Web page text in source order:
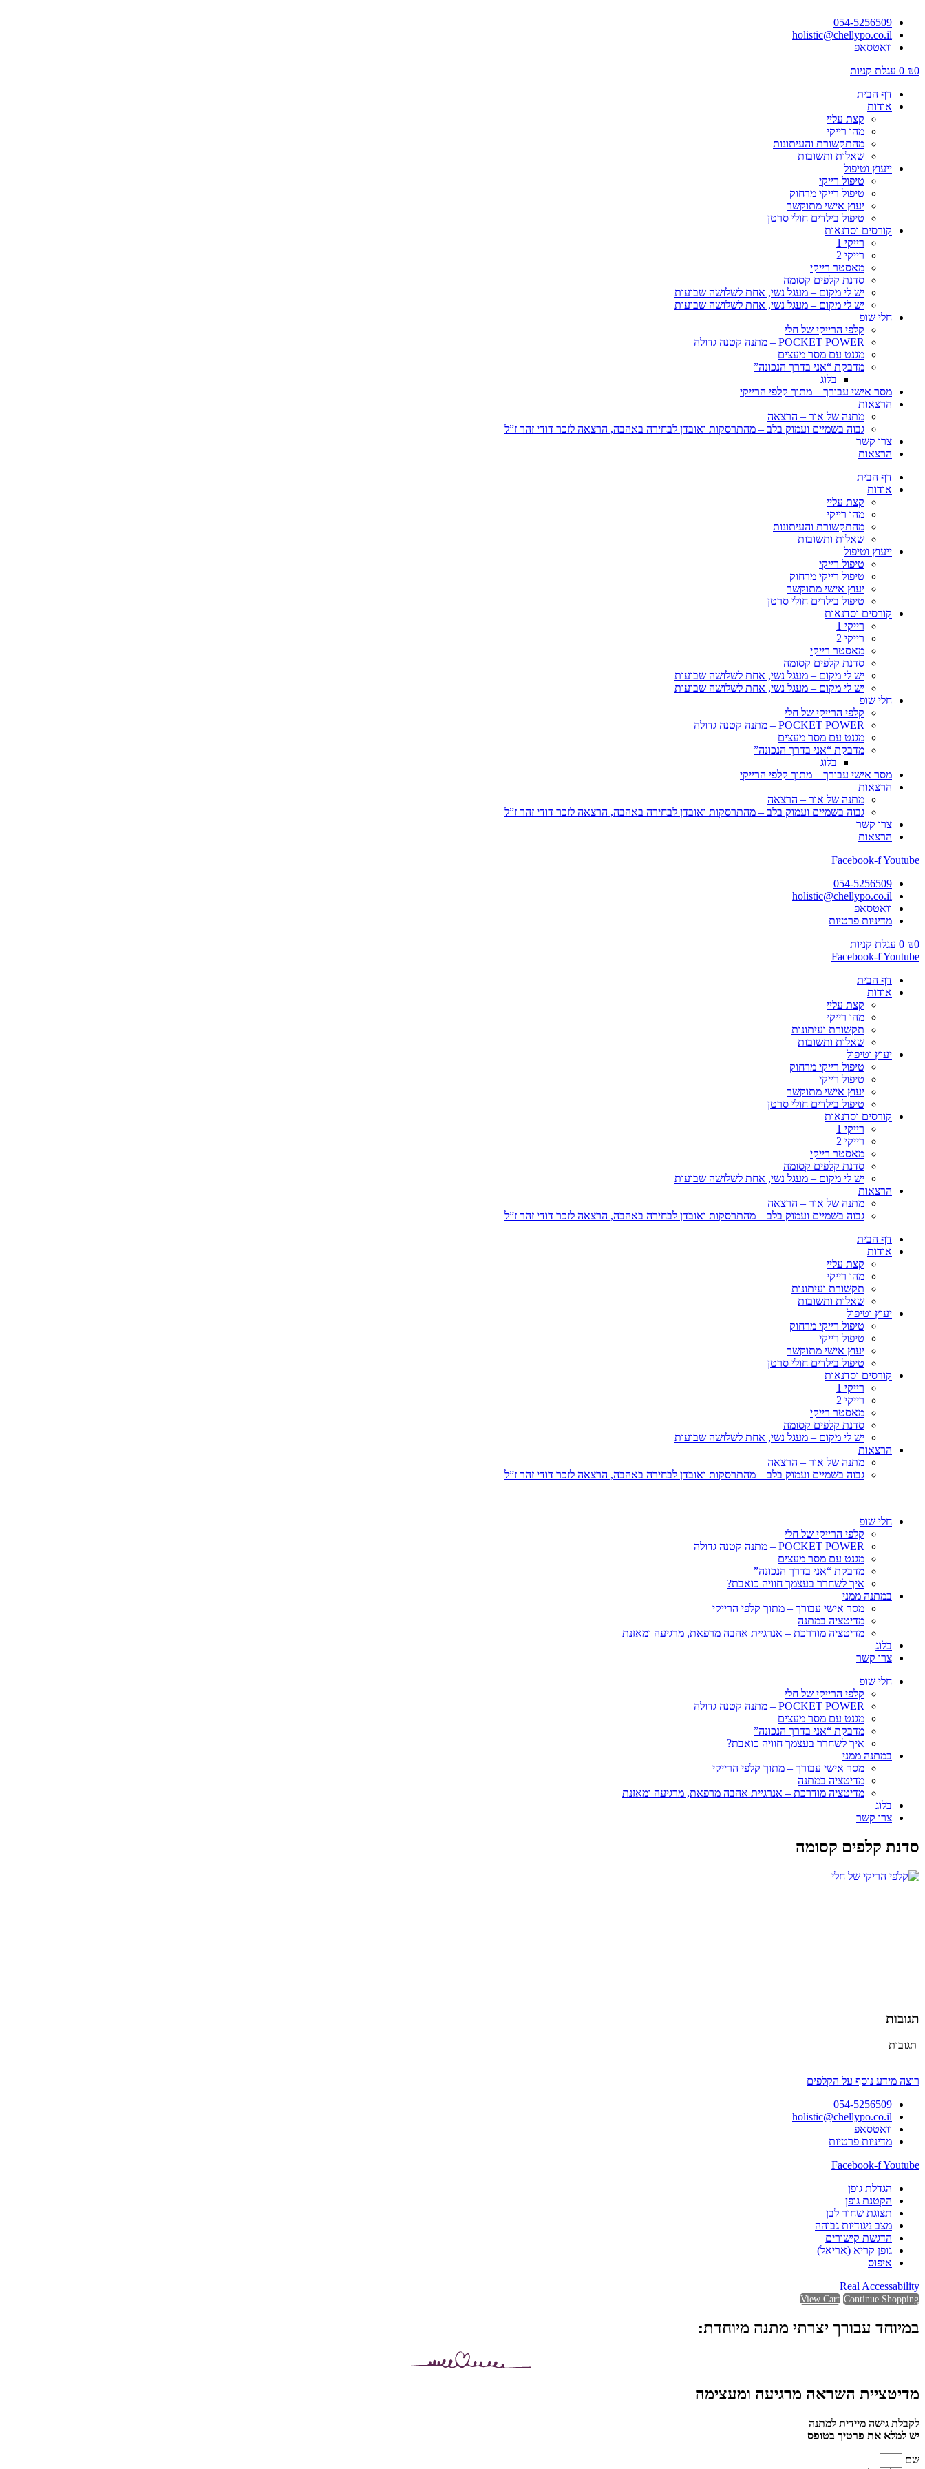
054-5256509
holistic@chellypo.co.il
וואטסאפ
₪0
0 עגלת קניות
דף הבית
אודות
קצת עליי
מהו רייקי
מהתקשורת והעיתונות
שאלות ותשובות
ייעוץ וטיפול
טיפול רייקי
טיפול רייקי מרחוק
יעוץ אישי מתוקשר
טיפול בילדים חולי סרטן
קורסים וסדנאות
רייקי 1
רייקי 2
מאסטר רייקי
סדנת קלפים קסומה
יש לי מקום – מעגל נשי, אחת לשלושה שבועות
יש לי מקום – מעגל נשי, אחת לשלושה שבועות
חלי שופ
קלפי הרייקי של חלי
POCKET POWER – מתנה קטנה גדולה
מגנט עם מסר מעצים
מדבקת “אני בדרך הנכונה”
בלוג
מסר אישי עבורך – מתוך קלפי הרייקי
הרצאות
מתנה של אור – הרצאה
גבוה בשמיים ועמוק בלב – מהתרסקות ואובדן לבחירה באהבה, הרצאה לזכר דודי זהר ז”ל
צרו קשר
הרצאות
דף הבית
אודות
קצת עליי
מהו רייקי
מהתקשורת והעיתונות
שאלות ותשובות
ייעוץ וטיפול
טיפול רייקי
טיפול רייקי מרחוק
יעוץ אישי מתוקשר
טיפול בילדים חולי סרטן
קורסים וסדנאות
רייקי 1
רייקי 2
מאסטר רייקי
סדנת קלפים קסומה
יש לי מקום – מעגל נשי, אחת לשלושה שבועות
יש לי מקום – מעגל נשי, אחת לשלושה שבועות
חלי שופ
קלפי הרייקי של חלי
POCKET POWER – מתנה קטנה גדולה
מגנט עם מסר מעצים
מדבקת “אני בדרך הנכונה”
בלוג
מסר אישי עבורך – מתוך קלפי הרייקי
הרצאות
מתנה של אור – הרצאה
גבוה בשמיים ועמוק בלב – מהתרסקות ואובדן לבחירה באהבה, הרצאה לזכר דודי זהר ז”ל
צרו קשר
הרצאות
Facebook-fYoutube
054-5256509
holistic@chellypo.co.il
וואטסאפ
מדיניות פרטיות
₪0
0 עגלת קניות
Facebook-fYoutube
דף הבית
אודות
קצת עליי
מהו רייקי
תקשורת ועיתונות
שאלות ותשובות
יעוץ וטיפול
טיפול רייקי מרחוק
טיפול רייקי
יעוץ אישי מתוקשר
טיפול בילדים חולי סרטן
קורסים וסדנאות
רייקי 1
רייקי 2
מאסטר רייקי
סדנת קלפים קסומה
יש לי מקום – מעגל נשי, אחת לשלושה שבועות
הרצאות
מתנה של אור – הרצאה
גבוה בשמיים ועמוק בלב – מהתרסקות ואובדן לבחירה באהבה, הרצאה לזכר דודי זהר ז”ל
דף הבית
אודות
קצת עליי
מהו רייקי
תקשורת ועיתונות
שאלות ותשובות
יעוץ וטיפול
טיפול רייקי מרחוק
טיפול רייקי
יעוץ אישי מתוקשר
טיפול בילדים חולי סרטן
קורסים וסדנאות
רייקי 1
רייקי 2
מאסטר רייקי
סדנת קלפים קסומה
יש לי מקום – מעגל נשי, אחת לשלושה שבועות
הרצאות
מתנה של אור – הרצאה
גבוה בשמיים ועמוק בלב – מהתרסקות ואובדן לבחירה באהבה, הרצאה לזכר דודי זהר ז”ל
חלי שופ
קלפי הרייקי של חלי
POCKET POWER – מתנה קטנה גדולה
מגנט עם מסר מעצים
מדבקת “אני בדרך הנכונה”
איך לשחרר בעצמך חוויה כואבת?
במתנה ממני
מסר אישי עבורך – מתוך קלפי הרייקי
מדיטציה במתנה
מדיטציה מודרכת – אנרגיית אהבה מרפאת, מרגיעה ומאזנת
בלוג
צרו קשר
חלי שופ
קלפי הרייקי של חלי
POCKET POWER – מתנה קטנה גדולה
מגנט עם מסר מעצים
מדבקת “אני בדרך הנכונה”
איך לשחרר בעצמך חוויה כואבת?
במתנה ממני
מסר אישי עבורך – מתוך קלפי הרייקי
מדיטציה במתנה
מדיטציה מודרכת – אנרגיית אהבה מרפאת, מרגיעה ומאזנת
בלוג
צרו קשר
סדנת קלפים קסומה
תגובות
תגובות
רוצה מידע נוסף על הקלפים
054-5256509
holistic@chellypo.co.il
וואטסאפ
מדיניות פרטיות
Facebook-fYoutube
הגדלת גופן
הקטנת גופן
תצוגת שחור לבן
מצב ניגודיות גבוהה
הדגשת קישורים
גופן קריא (אריאל)
איפוס
Real Accessability
View Cart Continue Shopping
במיוחד עבורך יצרתי מתנה מיוחדת:
מדיטציית השראה מרגיעה ומעצימה
לקבלת גישה מיידית למתנה
יש למלא את פרטיך בטופס
שם